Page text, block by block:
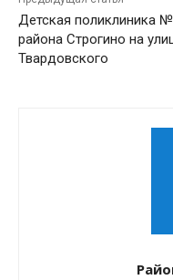
Детская поликлиника
района Строгино на
Твардовского